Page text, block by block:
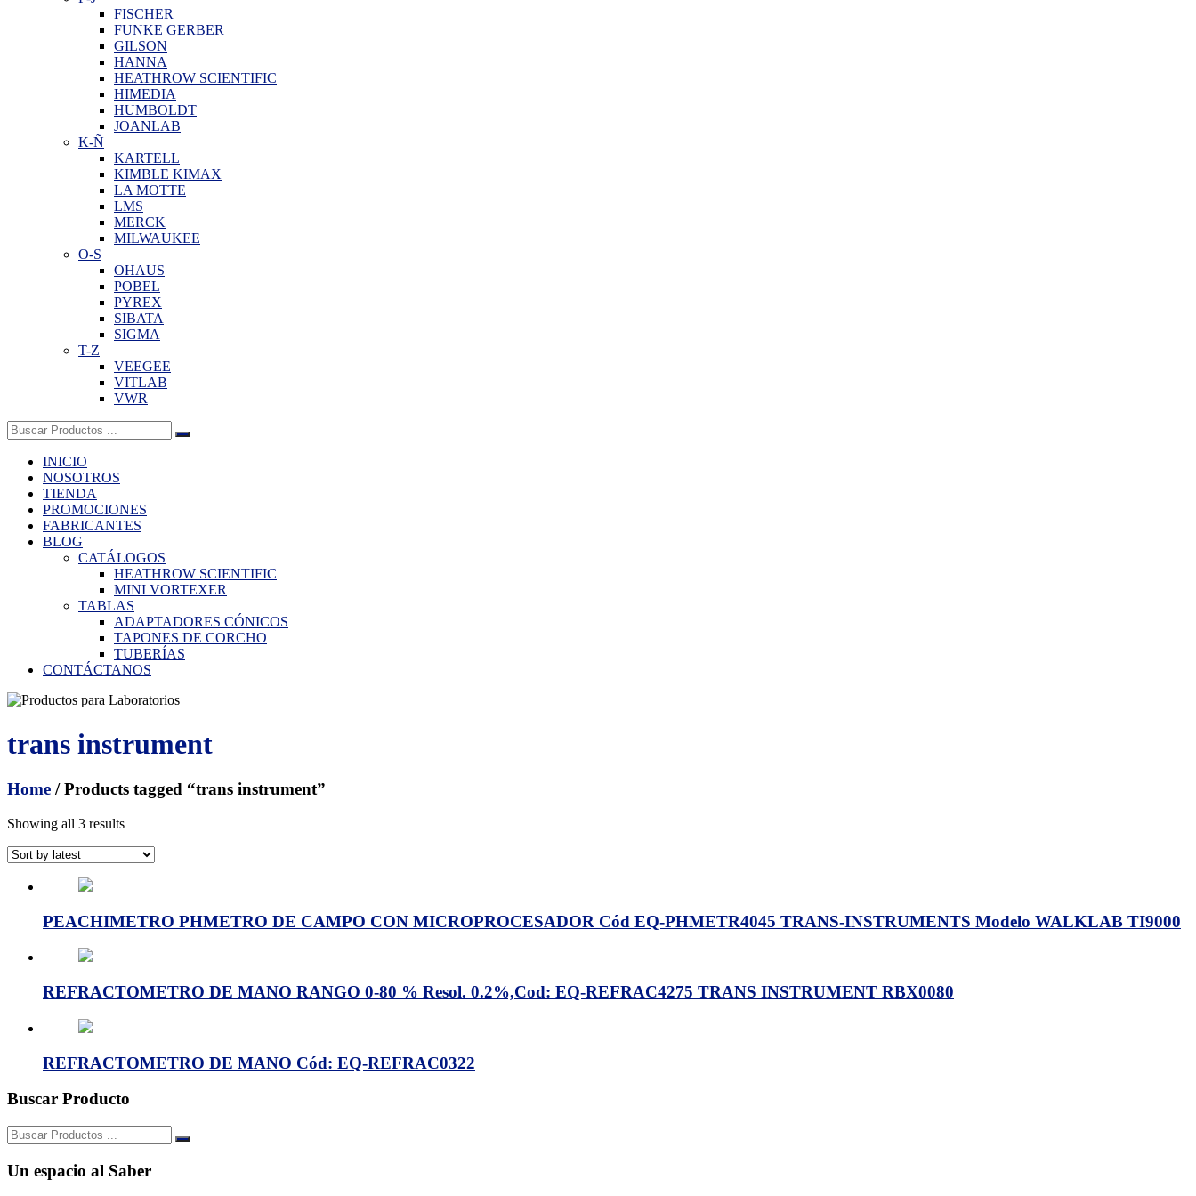
FISCHER
FUNKE GERBER
GILSON
HANNA
HEATHROW SCIENTIFIC
HIMEDIA
HUMBOLDT
JOANLAB
K-Ñ
KARTELL
KIMBLE KIMAX
LA MOTTE
LMS
MERCK
MILWAUKEE
O-S
OHAUS
POBEL
PYREX
SIBATA
SIGMA
T-Z
VEEGEE
VITLAB
VWR
Buscar:
INICIO
NOSOTROS
TIENDA
PROMOCIONES
FABRICANTES
BLOG
CATÁLOGOS
HEATHROW SCIENTIFIC
MINI VORTEXER
TABLAS
ADAPTADORES CÓNICOS
TAPONES DE CORCHO
TUBERÍAS
CONTÁCTANOS
trans instrument
Home / Products tagged “trans instrument”
Showing all 3 results
PEACHIMETRO PHMETRO DE CAMPO CON MICROPROCESADOR Cód EQ-PHMETR4045 TRANS-INSTRUMENTS Modelo WALKLAB TI9000
REFRACTOMETRO DE MANO RANGO 0-80 % Resol. 0.2%,Cod: EQ-REFRAC4275 TRANS INSTRUMENT RBX0080
REFRACTOMETRO DE MANO Cód: EQ-REFRAC0322
Buscar Producto
Buscar:
Un espacio al Saber